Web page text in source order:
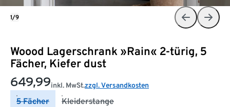
Woood Lagerschrank »Rain« 2-türig, 5
Fächer, Kiefer dust
649,99inkl. MwSt.zzgl. Versandkosten
5 Fächer Kleiderstange
1/9